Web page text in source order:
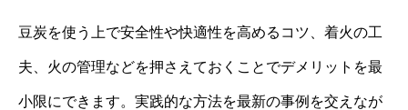
豆炭を使う上で安全性や快適性を高めるコツ、着火の工
夫、火の管理などを押さえておくことでデメリットを最
小限にできます。実践的な方法を最新の事例を交えなが